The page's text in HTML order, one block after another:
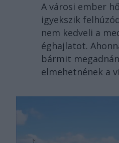
A városi ember
igyekszik
nem kedveli a
éghajlatot.
bármit
elmehetnének a